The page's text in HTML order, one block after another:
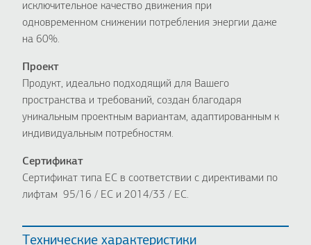
исключительное качество движения при
одновременном снижении потребления энергии даже
на 60%.
Проект
Продукт, идеально подходящий для Вашего
пространства и требований, создан благодаря
уникальным проектным вариантам, адаптированным к
индивидуальным потребностям.
Сертификат
Сертификат типа ЕС в соответствии с директивами по
лифтам 95/16 / ЕС и 2014/33 / ЕС.
Технические характеристики